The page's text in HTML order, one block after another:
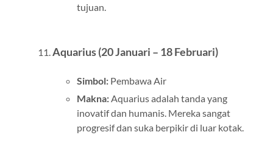
tujuan.
Aquarius (20 Januari – 18 Februari)
Simbol:Pembawa Air
Makna:Aquarius adalah tanda yang
inovatif dan humanis. Mereka sangat
progresif dan suka berpikir di luar kotak.